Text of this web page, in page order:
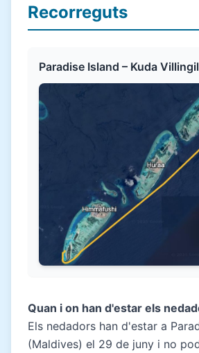
Recorreguts
Paradise Island – Kuda
Quan i on han d'estar els
Els nedadors han d'estar a
(Maldives) el 29 de juny i no